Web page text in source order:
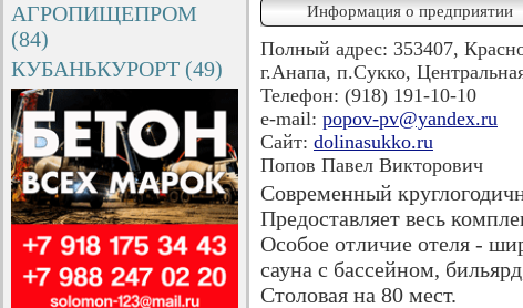
АГРОПИЩЕПРОМ
(84)
КУБАНЬКУРОРТ (49)
Информация о предприятии
Полный адрес: 353407,
г.Анапа, п.Сукко,
Телефон: (918) 191-10-10
e-mail: popov-pv@yandex.ru
Сайт: dolinasukko.ru
Попов Павел Викторович
Современный
Предоставляет весь
Особое отличие отеля -
сауна с бассейном,
Столовая на 80 мест.